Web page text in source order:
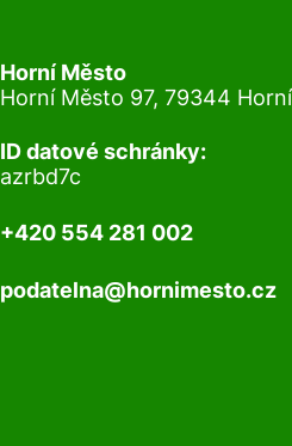
Horní Město
Horní Město 97, 79344
ID datové schránky:
azrbd7c
+420 554 281 002
podatelna@hornimesto.cz